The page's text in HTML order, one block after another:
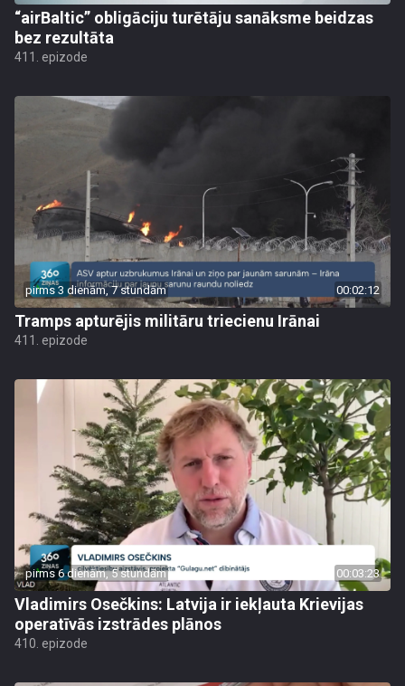
“airBaltic” obligāciju turētāju sanāksme beidzas
bez rezultāta
411. epizode
pirms 3 dienām, 7 stundām 00:02:12
Tramps apturējis militāru triecienu Irānai
411. epizode
pirms 6 dienām, 5 stundām 00:03:23
Vladimirs Osečkins: Latvija ir iekļauta Krievijas
operatīvās izstrādes plānos
410. epizode